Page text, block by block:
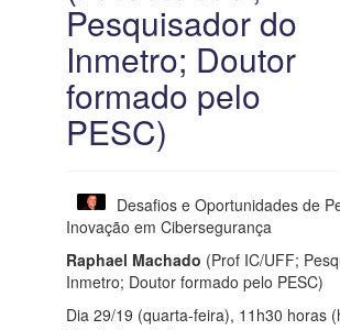
Pesquisador do
Inmetro; Doutor
formado pelo
PESC)
Desafios e Oportunidades de
Inovação em Cibersegurança
Raphael Machado (Prof IC/UFF;
Inmetro; Doutor formado pelo PESC)
Dia 29/19 (quarta-feira), 11h30 horas